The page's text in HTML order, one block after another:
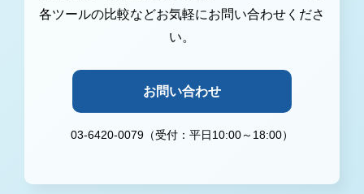
各ツールの比較などお気軽にお問い合わせくださ
い。
お問い合わせ
03-6420-0079（受付：平日10:00～18:00）